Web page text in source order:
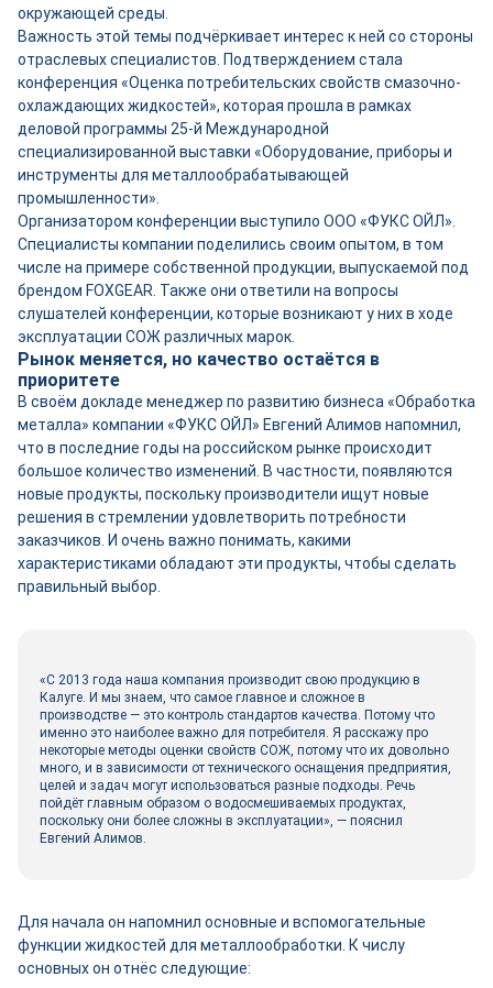
окружающей среды.
Важность этой темы подчёркивает интерес к ней со стороны
отраслевых специалистов. Подтверждением стала
конференция «Оценка потребительских свойств смазочно-
охлаждающих жидкостей», которая прошла в рамках
деловой программы 25-й Международной
специализированной выставки «Оборудование, приборы и
инструменты для металлообрабатывающей
промышленности».
Организатором конференции выступило ООО «ФУКС ОЙЛ».
Специалисты компании поделились своим опытом, в том
числе на примере собственной продукции, выпускаемой под
брендом FOXGEAR. Также они ответили на вопросы
слушателей конференции, которые возникают у них в ходе
эксплуатации СОЖ различных марок.
Рынок меняется, но качество остаётся в
приоритете
В своём докладе менеджер по развитию бизнеса «Обработка
металла» компании «ФУКС ОЙЛ» Евгений Алимов напомнил,
что в последние годы на российском рынке происходит
большое количество изменений. В частности, появляются
новые продукты, поскольку производители ищут новые
решения в стремлении удовлетворить потребности
заказчиков. И очень важно понимать, какими
характеристиками обладают эти продукты, чтобы сделать
правильный выбор.
«С 2013 года наша компания производит свою продукцию в
Калуге. И мы знаем, что самое главное и сложное в
производстве — это контроль стандартов качества. Потому что
именно это наиболее важно для потребителя. Я расскажу про
некоторые методы оценки свойств СОЖ, потому что их довольно
много, и в зависимости от технического оснащения предприятия,
целей и задач могут использоваться разные подходы. Речь
пойдёт главным образом о водосмешиваемых продуктах,
поскольку они более сложны в эксплуатации», — пояснил
Евгений Алимов.
Для начала он напомнил основные и вспомогательные
функции жидкостей для металлообработки. К числу
основных он отнёс следующие: